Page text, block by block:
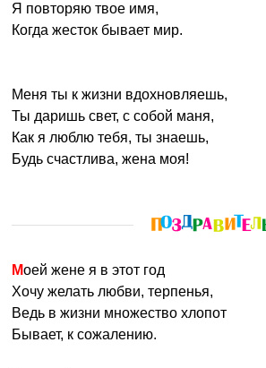
Я повторяю твое имя,
Когда жесток бывает мир.
Меня ты к жизни вдохновляешь,
Ты даришь свет, с собой маня,
Как я люблю тебя, ты знаешь,
Будь счастлива, жена моя!
Моей жене я в этот год
Хочу желать любви, терпенья,
Ведь в жизни множество хлопот
Бывает, к сожалению.